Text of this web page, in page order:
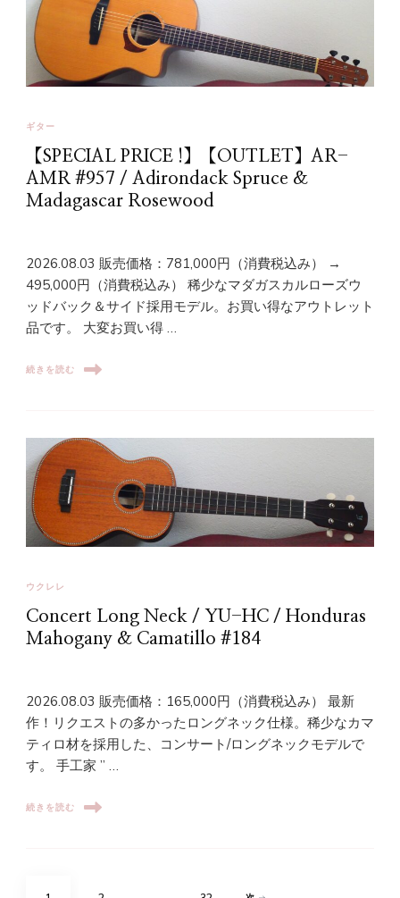
ギター
【SPECIAL PRICE !】【OUTLET】AR-
AMR #957 / Adirondack Spruce &
Madagascar Rosewood
2026.08.03 販売価格：781,000円（消費税込み） →
495,000円（消費税込み） 稀少なマダガスカルローズウ
ッドバック＆サイド採用モデル。お買い得なアウトレット
品です。 大変お買い得 …
続きを読む
ウクレレ
Concert Long Neck / YU-HC / Honduras
Mahogany & Camatillo #184
2026.08.03 販売価格：165,000円（消費税込み） 最新
作！リクエストの多かったロングネック仕様。稀少なカマ
ティロ材を採用した、コンサート/ロングネックモデルで
す。 手工家 ” …
続きを読む
投